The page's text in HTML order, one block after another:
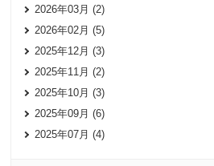
2026年03月 (2)
2026年02月 (5)
2025年12月 (3)
2025年11月 (2)
2025年10月 (3)
2025年09月 (6)
2025年07月 (4)